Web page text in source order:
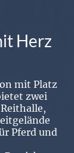
Herz
mit Platz
zwei
Pferd und